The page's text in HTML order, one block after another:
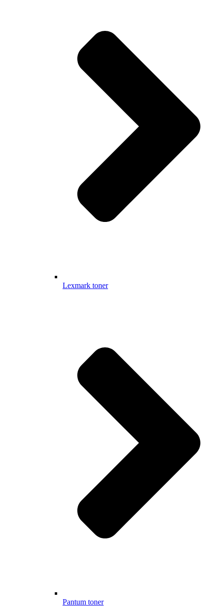
Lexmark toner
Pantum toner